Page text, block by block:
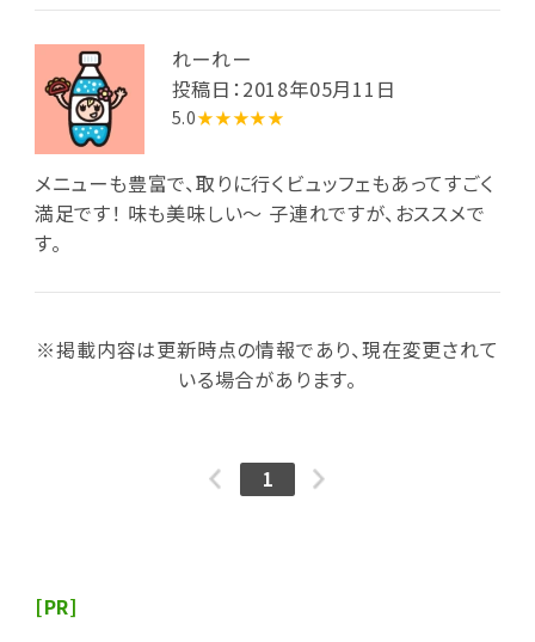
れーれー
投稿日：2018年05月11日
5.0★★★★★
メニューも豊富で、取りに行くビュッフェもあってすごく
満足です！ 味も美味しい〜 子連れですが、おススメで
す。
※掲載内容は更新時点の情報であり、現在変更されて
いる場合があります。
1
[PR]